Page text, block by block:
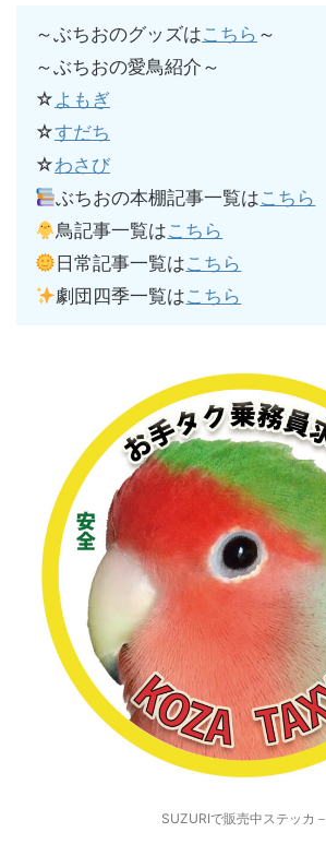
～ぶちおのグッズはこちら ～
～ぶちおの愛鳥紹介～
☆ よもぎ
☆すだち
☆わさび
ぶちおの本棚記事一覧はこちら
鳥記事一覧はこちら
日常記事一覧はこちら
劇団四季一覧はこちら
SUZURIで販売中ステッカ－